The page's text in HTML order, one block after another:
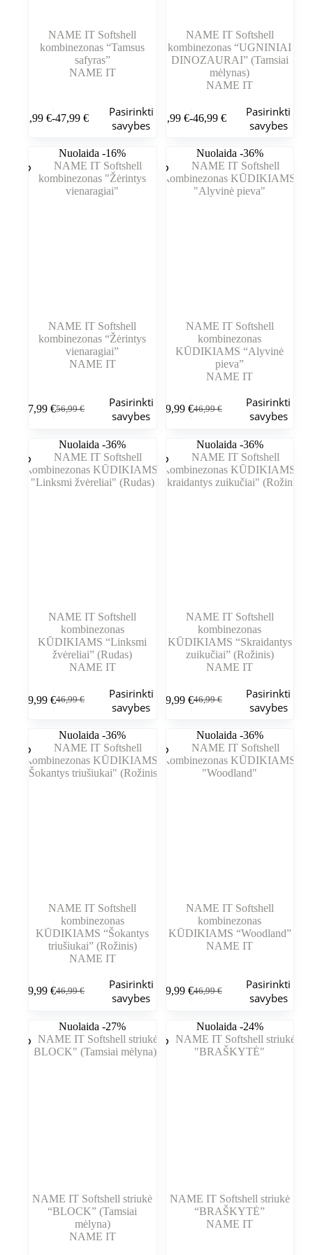
NAME IT Softshell
kombinezonas “Tamsus
safyras”
NAME IT
42,99€-47,99€
Kainų
Nuo
42,99 €
iki
47,99 €
Pasirinkti
savybes
produktas
variantus.
Variantus
galite
NAME IT Softshell
kombinezonas “UGNINIAI
DINOZAURAI” (Tamsiai
mėlynas)
NAME IT
42,99 €-46,99 €
Kainų
Nuo
42,99 €
iki
46,99 €
Pasirinkti
savybes
produktas
variantus.
Variantus
galite
Nuolaida -16%
NAME IT Softshell
kombinezonas “Žėrintys
vienaragiai”
NAME IT
56,99€
Pradinė
buvo:
56,99 €.
47,99€Dabartinė
yra:
47,99 €.
Pasirinkti
savybes
produktas
variantus.
Variantus
galite
pasirinkti
Nuolaida -36%
NAME IT Softshell
kombinezonas
KŪDIKIAMS “Alyvinė
pieva”
NAME IT
46,99€
Pradinė
buvo:
46,99 €.
29,99 €Dabartinė
yra:
29,99 €.
Pasirinkti
savybes
produktas
variantus.
Variantus
galite
pasirinkti
Nuolaida -36%
NAME IT Softshell
kombinezonas
KŪDIKIAMS “Linksmi
žvėreliai” (Rudas)
NAME IT
46,99€
Pradinė
buvo:
46,99 €.
29,99€Dabartinė
yra:
29,99 €.
Pasirinkti
savybes
produktas
variantus.
Variantus
galite
pasirinkti
Nuolaida -36%
NAME IT Softshell
kombinezonas
KŪDIKIAMS “Skraidantys
zuikučiai” (Rožinis)
NAME IT
46,99€
Pradinė
buvo:
46,99 €.
29,99 €Dabartinė
yra:
29,99 €.
Pasirinkti
savybes
produktas
variantus.
Variantus
galite
pasirinkti
Nuolaida -36%
NAME IT Softshell
kombinezonas
KŪDIKIAMS “Šokantys
triušiukai” (Rožinis)
NAME IT
46,99€
Pradinė
buvo:
46,99 €.
29,99€Dabartinė
yra:
29,99 €.
Pasirinkti
savybes
produktas
variantus.
Variantus
galite
Nuolaida -36%
NAME IT Softshell
kombinezonas
KŪDIKIAMS “Woodland”
NAME IT
46,99€
Pradinė
buvo:
46,99 €.
29,99 €Dabartinė
yra:
29,99 €.
Pasirinkti
savybes
produktas
variantus.
Variantus
galite
Nuolaida -27%
NAME IT Softshell striukė
“BLOCK” (Tamsiai
mėlyna)
NAME IT
Nuolaida -24%
NAME IT Softshell striukė
“BRAŠKYTĖ”
NAME IT